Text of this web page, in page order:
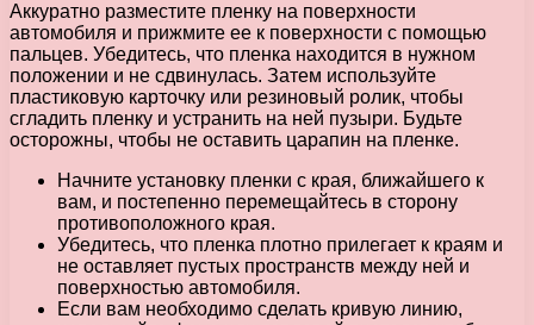
Аккуратно разместите пленку на поверхности
автомобиля и прижмите ее к поверхности с помощью
пальцев. Убедитесь, что пленка находится в нужном
положении и не сдвинулась. Затем используйте
пластиковую карточку или резиновый ролик, чтобы
сгладить пленку и устранить на ней пузыри. Будьте
осторожны, чтобы не оставить царапин на пленке.
Начните установку пленки с края, ближайшего к
вам, и постепенно перемещайтесь в сторону
противоположного края.
Убедитесь, что пленка плотно прилегает к краям и
не оставляет пустых пространств между ней и
поверхностью автомобиля.
Если вам необходимо сделать кривую линию,